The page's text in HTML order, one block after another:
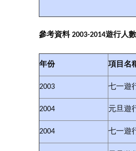
參考資料 2003-2014遊行人
年份 項目名
2003 七一遊
2004 元旦遊
2004 七一遊